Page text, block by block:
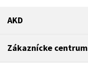
AKD
Zákaznícke centrum